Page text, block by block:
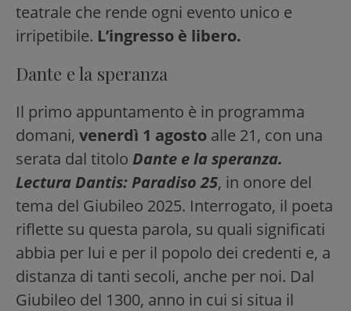
teatrale che rende ogni evento unico e
irripetibile. L’ingresso è libero.
Dante e la speranza
Il primo appuntamento è in programma
domani, venerdì 1 agosto alle 21, con una
serata dal titolo Dante e la speranza.
Lectura Dantis: Paradiso 25, in onore del
tema del Giubileo 2025. Interrogato, il poeta
riflette su questa parola, su quali significati
abbia per lui e per il popolo dei credenti e, a
distanza di tanti secoli, anche per noi. Dal
Giubileo del 1300, anno in cui si situa il